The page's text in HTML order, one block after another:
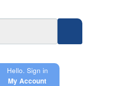
Hello. Sign in
My Account